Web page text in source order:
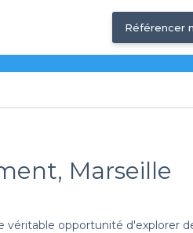
Référencer
Marseille
opportunité d'explorer